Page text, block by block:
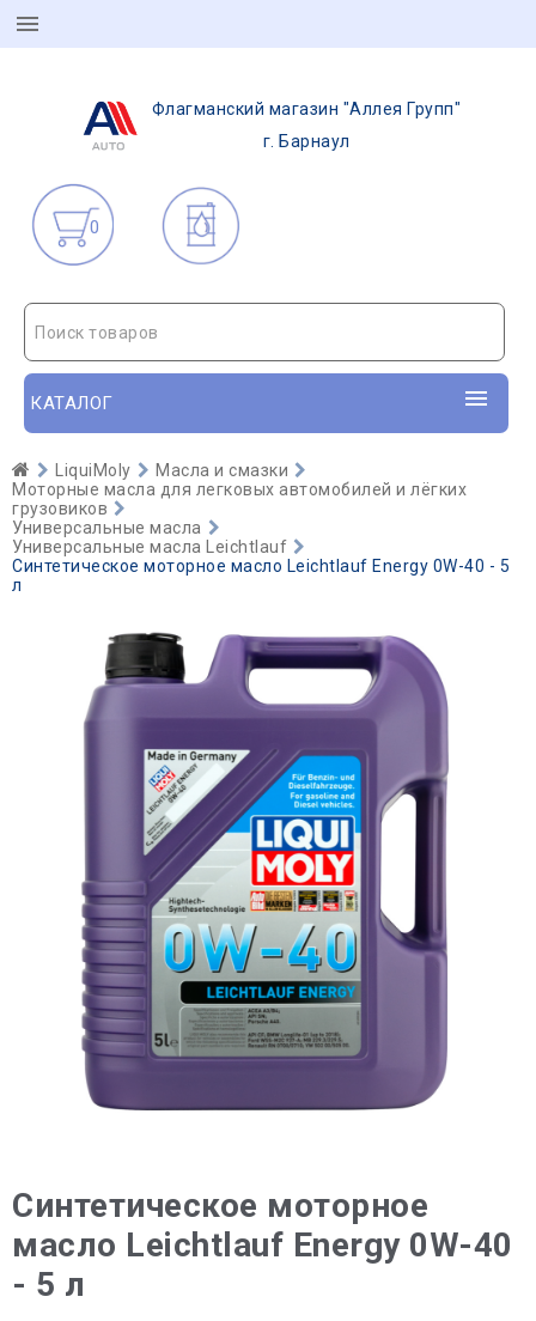
Флагманский магазин "Аллея Групп"
г. Барнаул
0
Поиск товаров
КАТАЛОГ
LiquiMoly
Масла и смазки
Моторные масла для легковых автомобилей и лёгких
грузовиков
Универсальные масла
Универсальные масла Leichtlauf
Синтетическое моторное масло Leiсhtlauf Energy 0W-40 - 5
л
Синтетическое моторное
масло Leiсhtlauf Energy 0W-40
- 5 л